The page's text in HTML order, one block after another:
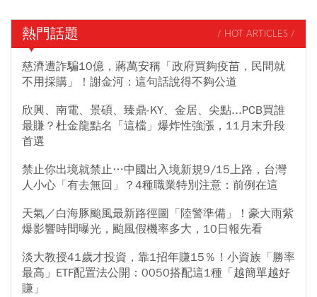
熱門話題 / HOT ARTICLES /
慈濟遭詐騙10億，蔣萬安稱「政府買夠疫苗，民間就
不用採購」！謝金河：這句話說得不夠公道
欣興、南電、景碩、臻鼎-KY、金居、尖點...PCB買誰
最賺？杜金龍點名「這檔」爆炸性強漲，11月末升段
首選
禁止你出境就禁止…中國出入境新規9/15上路，台灣
人小心「有去無回」？4種職業特別注意：前例在這
天氣／白海豚颱風最新路徑圖「陸警準備」！豪大雨紫
爆影響時間曝光，颱風假機率多大，10日報先看
淡大教授41歲才投資，靠1招年賺15％！小資族「勝率
最高」ETF配置法公開：0050搭配這1種「越簡單越好
賺」